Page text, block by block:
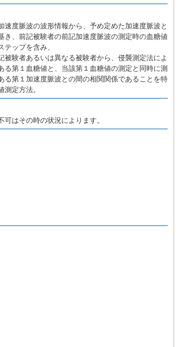
速度脈波の波形情報から、予め定めた加速度脈波と
き、前記被験者の前記加速度脈波の測定時の血糖値
テップを含み、
被験者あるいは異なる被験者から、侵襲測定法によ
る第１血糖値と、当該第１血糖値の測定と同時に測
る第１加速度脈波との間の相関関係であることを特
測定方法。
可はその時の状況によります。